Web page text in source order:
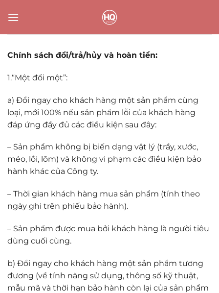
qua
Chính sách đổi/trả/hủy và hoàn tiền:
1.“Một đổi một”:
a) Đổi ngay cho khách hàng một sản phẩm cùng
loại, mới 100% nếu sản phẩm lỗi của khách hàng
đáp ứng đầy đủ các điều kiện sau đây:
– Sản phẩm không bị biến dạng vật lý (trầy, xước,
méo, lồi, lõm) và không vi phạm các điều kiện bảo
hành khác của Công ty.
– Thời gian khách hàng mua sản phẩm (tính theo
ngày ghi trên phiếu bảo hành).
– Sản phẩm được mua bởi khách hàng là người tiêu
dùng cuối cùng.
b) Đổi ngay cho khách hàng một sản phẩm tương
đương (về tính năng sử dụng, thông số kỹ thuật,
mẫu mã và thời hạn bảo hành còn lại của sản phẩm